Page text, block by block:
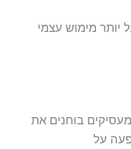
יותר מימוש עצמי
בוחנים את
על